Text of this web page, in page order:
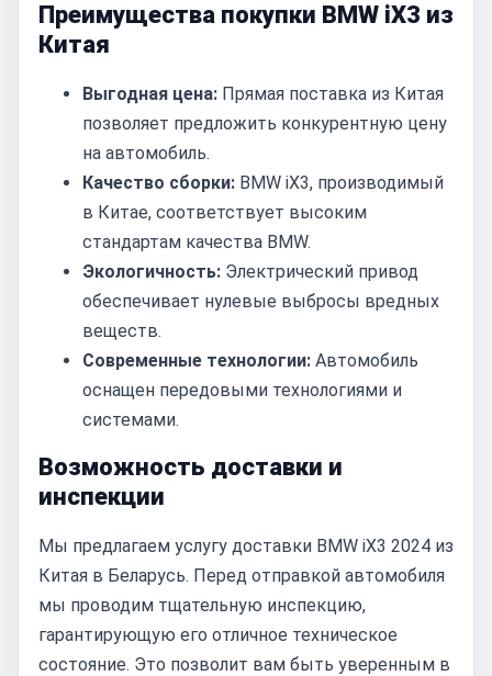
Преимущества покупки BMW iX3 из
Китая
Выгодная цена: Прямая поставка из Китая
позволяет предложить конкурентную цену
на автомобиль.
Качество сборки: BMW iX3, производимый
в Китае, соответствует высоким
стандартам качества BMW.
Экологичность: Электрический привод
обеспечивает нулевые выбросы вредных
веществ.
Современные технологии: Автомобиль
оснащен передовыми технологиями и
системами.
Возможность доставки и
инспекции
Мы предлагаем услугу доставки BMW iX3 2024 из
Китая в Беларусь. Перед отправкой автомобиля
мы проводим тщательную инспекцию,
гарантирующую его отличное техническое
состояние. Это позволит вам быть уверенным в